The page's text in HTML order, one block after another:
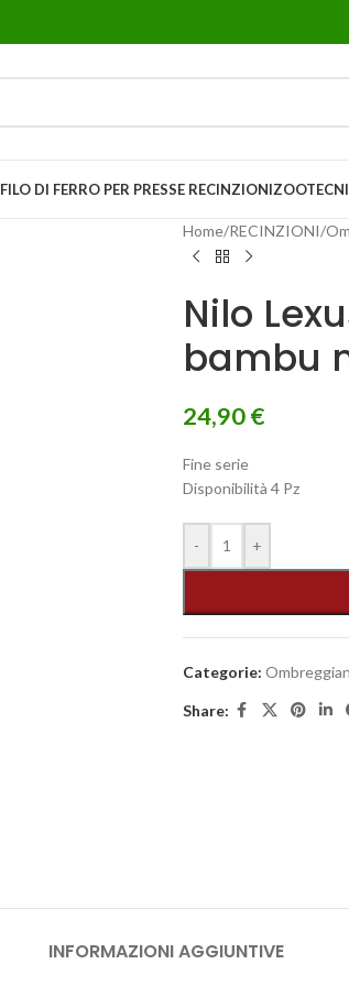
FILO DI FERRO PER PRESSE RECINZIONI
Home/RECINZIONI/
Nilo
bambu
24,90€
Fine serie
Disponibilità 4 Pz
- +
Categorie:
Share:
INFORMAZIONI AGGIUNTIVE